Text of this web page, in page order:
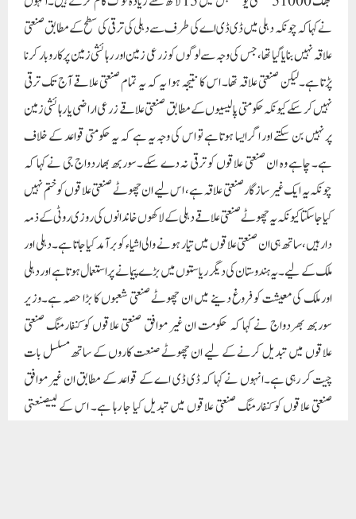
کیا جا سکتا کیونکہ یہ چھوٹے صنعتی علاقے دہلی کے لاکھوں خاندانوں کی روزی روٹی کے ذمہ
دار ہیں، ساتھ ہی ان صنعتی علاقوں میں تیار ہونے والی اشیاء کو برآمد کیا جاتا ہے۔ دہلی اور
ملک کے لیے۔یہ ہندوستان کی دیگر ریاستوں میں بڑے پیمانے پر استعمال ہوتا ہے اور دہلی
اور ملک کی معیشت کو فروغ دینے میں ان چھوٹے صنعتی شعبوں کا بڑا حصہ ہے۔وزیر
سوربھ بھردواج نے کہا کہ حکومت ان غیر موافق صنعتی علاقوں کو کنفارمنگ صنعتی
علاقوں میں تبدیل کرنے کے لیے ان چھوٹے صنعت کاروں کے ساتھ مسلسل بات
چیت کر رہی ہے۔انہوں نے کہا کہ ڈی ڈی اے کے قواعد کے مطابق ان غیر موافق
صنعتی علاقوں کو کنفارمنگ صنعتی علاقوں میں تبدیل کیا جا رہا ہے۔ اس کے لییصنعتی
علاقوں میں واقع صنعت کاروں کو کنورژن چارجز ادا کرنا ہوں گے۔وزیر سوربھ
بھاردواج نے کہا کہ چونکہ یہ چھوٹے صنعتی علاقے ہیں اور یہاں کی صنعتی اکائیاں بہت
چھوٹی صنعتی اکائیاں ہیں، ان یونٹوں کو بڑے پیمانے پر تیار ہونا باقی ہے۔ ممکن ہے، پھر یہ
اس بات کو ذہن میں رکھتے ہوئے دہلی حکومت نے فیصلہ کیا ہے کہ ان تمام غیر موافق
صنعتی علاقوں کو کنفارمنگ صنعتی علاقوں میں تبدیل کرنے کے لیے ادا کی جانی والی رقم
کا 90% دہلی حکومت ادا کرے گی اور صرف 10% رقم ہی ادا کی جائے گی۔ میں واقع
صنعتی یونٹوں سے لیا جائے گا۔وزیر سوربھ بھردواج نے کہا کہ صنعتی اکائیوں سے یہ 10
فیصد رقم لینے کی وجہ یہ ہے کہ دہلی حکومت اس پورے معاملے میں ان تمام صنعتی علاقوں